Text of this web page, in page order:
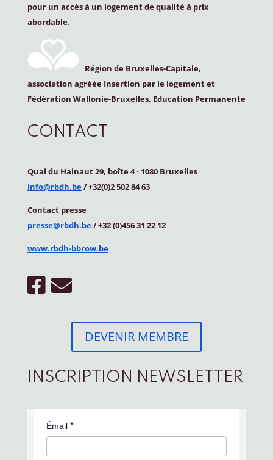
pour un accès à un logement de qualité à prix
abordable.
Région de Bruxelles-Capitale,
association agréée Insertion par le logement et
Fédération Wallonie-Bruxelles, Education Permanente
CONTACT
Quai du Hainaut 29, boîte 4· 1080 Bruxelles
info@rbdh.be/ +32(0)2 502 84 63
Contact presse
presse@rbdh.be/ +32 (0)456 31 22 12
www.rbdh-bbrow.be
DEVENIR MEMBRE
INSCRIPTION NEWSLETTER
Émail